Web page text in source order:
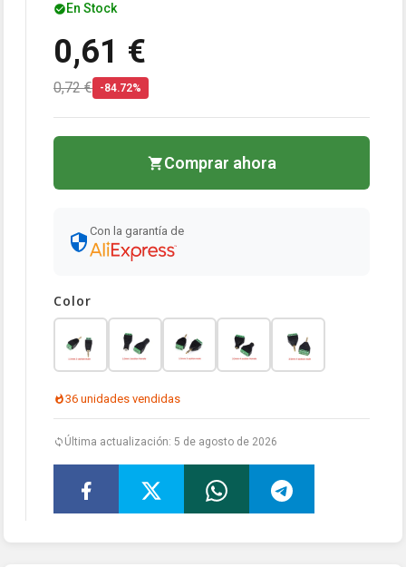
En Stock
0,61 €
0,72 € -84.72%
Comprar ahora
Con la garantía de
Color
36 unidades vendidas
Última actualización: 5 de agosto de 2026